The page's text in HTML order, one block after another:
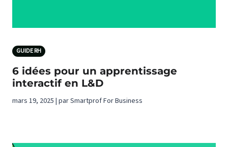
GUIDE RH
6 idées pour un apprentissage
interactif en L&D
mars 19, 2025 | par Smartprof For Business